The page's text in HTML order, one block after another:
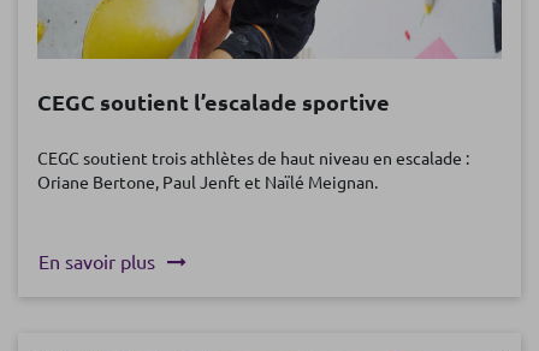
CEGC soutient l’escalade sportive
CEGC soutient trois athlètes de haut niveau en escalade :
Oriane Bertone, Paul Jenft et Naïlé Meignan.
En savoir plus